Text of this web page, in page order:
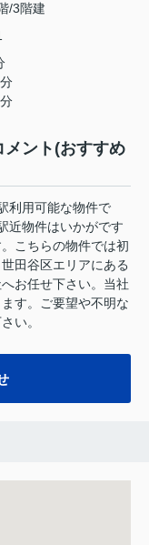
/3階建
メント(おすすめ
利用可能な物件で
近物件はいかがです
こちらの物件では初
田谷区エリアにある
お任せ下さい。当社
す。ご要望や不明な
い。